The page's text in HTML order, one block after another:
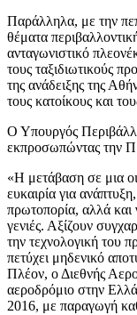
Παράλληλα, με την
θέματα
ανταγωνιστικό
τους ταξιδιωτικούς
της ανάδειξης της
τους κατοίκους και
Ο Υπουργός
εκπροσωπώντας την
«Η μετάβαση σε μια
ευκαιρία για
πρωτοπορία, αλλά και
γενιές. Αξίζουν
την τεχνολογική του
πετύχει μηδενικό
Πλέον, ο Διεθνής
αεροδρόμιο στην
2016, με παραγωγή